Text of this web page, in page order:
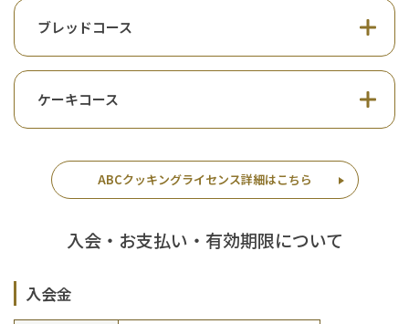
ブレッドコース
ケーキコース
ABCクッキングライセンス詳細はこちら
入会・お支払い・有効期限について
入会金